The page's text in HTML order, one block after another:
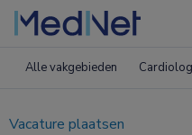
Alle vakgebieden
Vacature plaatsen